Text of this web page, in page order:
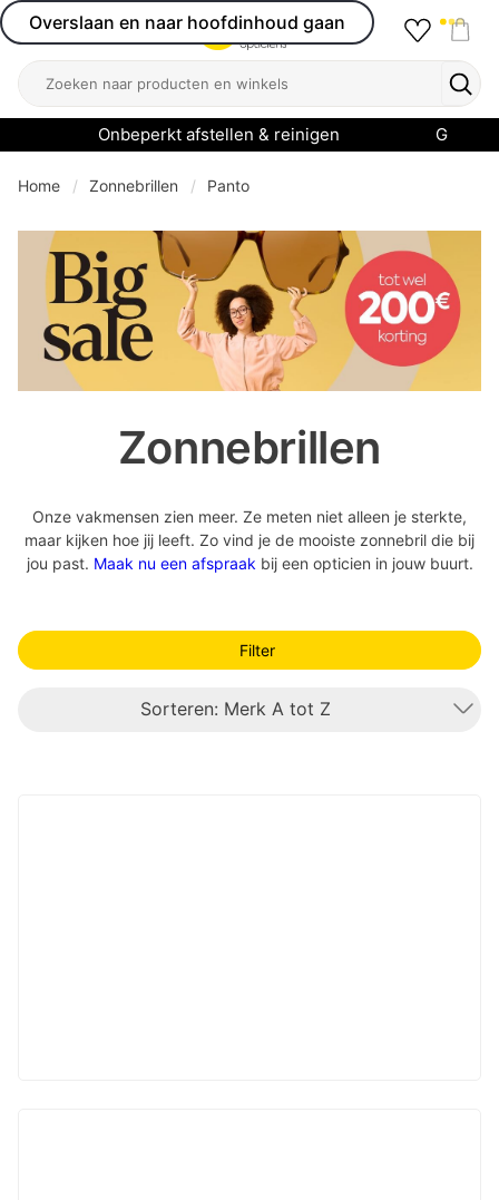
Overslaan en naar hoofdinhoud gaan
Open menu
Zoeken
Onbeperkt afstellen & reinigen
menu
Home Zonnebrillen Panto
Zonnebrillen
Onze vakmensen zien meer. Ze meten niet alleen je sterkte,
maar kijken hoe jij leeft. Zo vind je de mooiste zonnebril die bij
jou past. Maak nu een afspraak bij een opticien in jouw buurt.
Filter
Sorteren: Merk A tot Z